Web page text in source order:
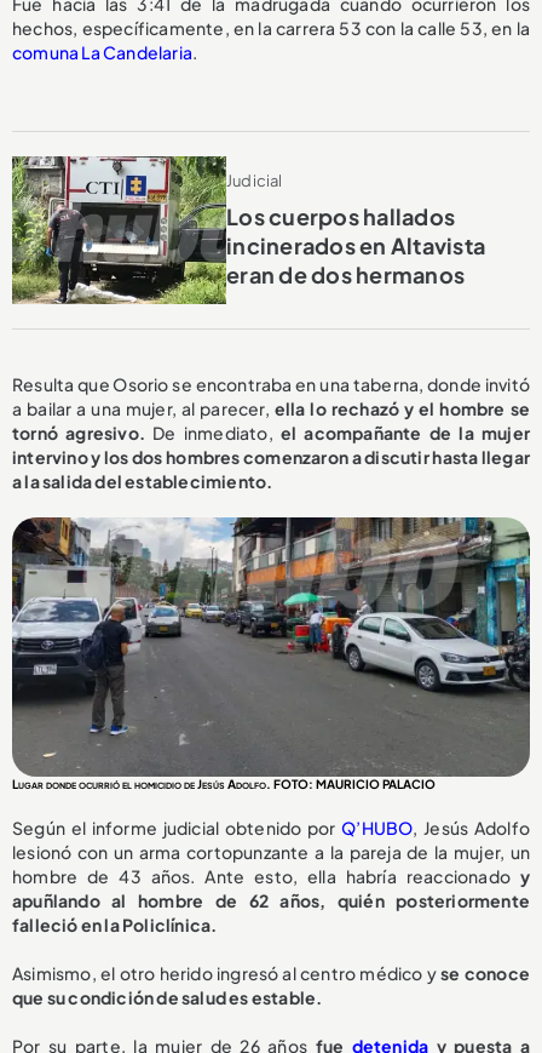
hechos, específicamente, en la carrera 53 con la calle 53, en la
comuna La Candelaria.
Judicial
Los cuerpos hallados
incinerados en Altavista
eran de dos hermanos
Resulta que Osorio se encontraba en una taberna, donde invitó
a bailar a una mujer, al parecer, ella lo rechazó y el hombre se
tornó agresivo. De inmediato, el acompañante de la mujer
intervino y los dos hombres comenzaron a discutir hasta llegar
a la salida del establecimiento.
Lugar donde ocurrió el homicidio de Jesús Adolfo. FOTO: MAURICIO PALACIO
Según el informe judicial obtenido porQ’HUBO, Jesús Adolfo
lesionó con un arma cortopunzante a la pareja de la mujer, un
hombre de 43 años. Ante esto, ella habría reaccionado y
apuñlando al hombre de 62 años, quién posteriormente
falleció en la Policlínica.
Asimismo, el otro herido ingresó al centro médico yse conoce
que su condición de salud es estable.
Por su parte, la mujer de 26 años fue detenida y puesta a